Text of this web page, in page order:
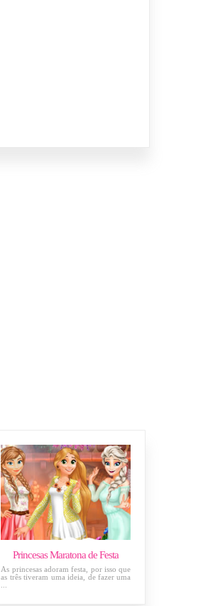
Princesas Maratona de Festa
As princesas adoram festa, por isso que
as três tiveram uma ideia, de fazer uma